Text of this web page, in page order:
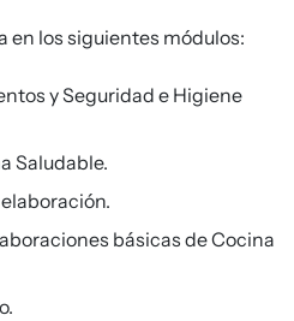
en los siguientes módulos:
y Seguridad e Higiene
Saludable.
básicas de Cocina